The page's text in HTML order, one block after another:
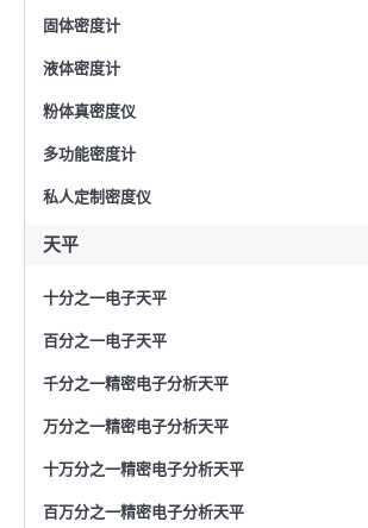
固体密度计
液体密度计
粉体真密度仪
多功能密度计
私人定制密度仪
天平
十分之一电子天平
百分之一电子天平
千分之一精密电子分析天平
万分之一精密电子分析天平
十万分之一精密电子分析天平
百万分之一精密电子分析天平